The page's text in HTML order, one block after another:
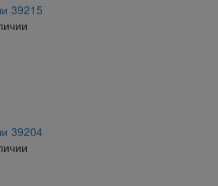
39215
39204